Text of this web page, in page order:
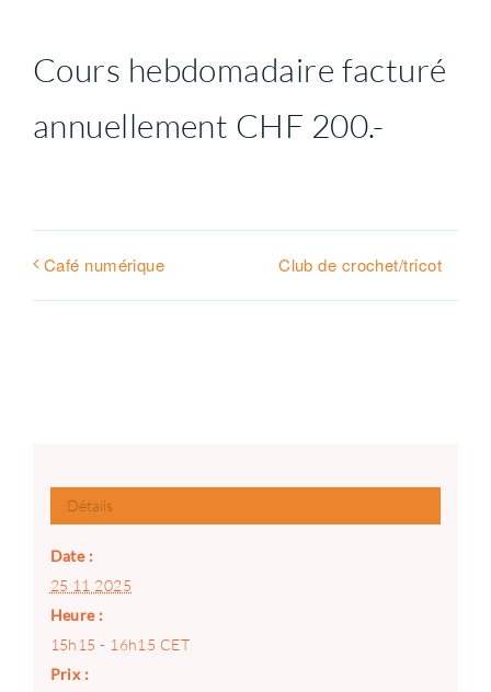
Contact
Soutien
Cours hebdomadaire facturé
annuellement CHF 200.-
Café numérique Club de crochet/tricot
Détails
Date :
25 11 2025
Heure :
15h15 - 16h15 CET
Prix :